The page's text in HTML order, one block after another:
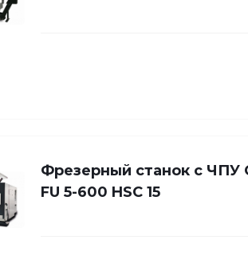
Фрезерный станок с ЧПУ
FU 5-600 HSC 15